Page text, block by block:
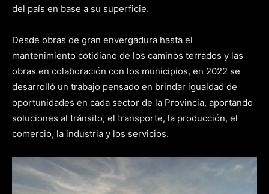
del país en base a su superficie.
Desde obras de gran envergadura hasta el
mantenimiento cotidiano de los caminos terrados y las
obras en colaboración con los municipios, en 2022 se
desarrolló un trabajo pensado en brindar igualdad de
oportunidades en cada sector de la Provincia, aportando
soluciones al tránsito, el transporte, la producción, el
comercio, la industria y los servicios.